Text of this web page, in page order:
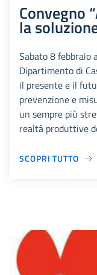
Convegno
la
Sabato 8 febbraio
Dipartimento di
il presente e il
prevenzione e
un sempre più
realtà produttive
SCOPRI TUTTO